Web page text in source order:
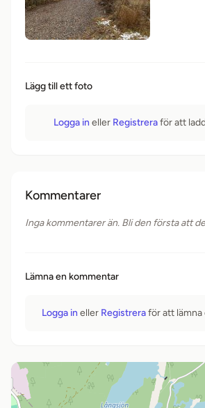
Lägg till ett foto
Logga in eller Registreraför att
Kommentarer
Inga kommentarer än. Bli den första att
Lämna en kommentar
Logga in eller Registreraför att lämna